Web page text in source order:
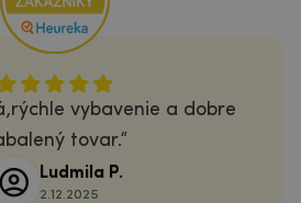
vybavenie a dobre
tovar.
Ludmila P.
2.12.2025